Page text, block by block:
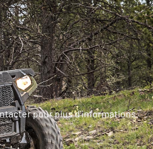
pour plus d'informations.